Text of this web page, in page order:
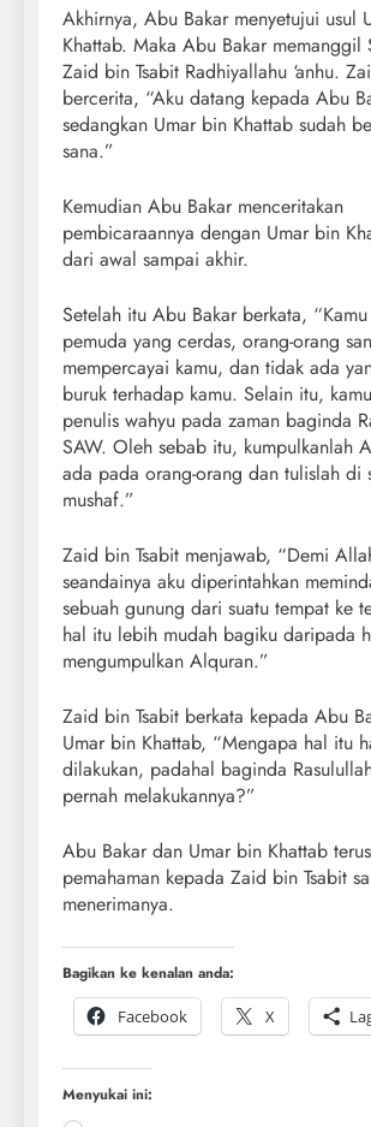
Akhirnya, Abu Bakar menyetujui usul
Khattab. Maka Abu Bakar memanggil
Zaid bin Tsabit Radhiyallahu ‘anhu.
bercerita, “Aku datang kepada Abu
sedangkan Umar bin Khattab sudah
sana.”
Kemudian Abu Bakar menceritakan
pembicaraannya dengan Umar bin
dari awal sampai akhir.
Setelah itu Abu Bakar berkata,
pemuda yang cerdas, orang-orang
mempercayai kamu, dan tidak ada
buruk terhadap kamu. Selain itu,
penulis wahyu pada zaman baginda
SAW. Oleh sebab itu, kumpulkanlah
ada pada orang-orang dan tulislah di
mushaf.”
Zaid bin Tsabit menjawab, “Demi
seandainya aku diperintahkan
sebuah gunung dari suatu tempat ke
hal itu lebih mudah bagiku daripada
mengumpulkan Alquran.”
Zaid bin Tsabit berkata kepada Abu
Umar bin Khattab, “Mengapa hal itu
dilakukan, padahal baginda
pernah melakukannya?”
Abu Bakar dan Umar bin Khattab
pemahaman kepada Zaid bin Tsabit
menerimanya.
Bagikan ke kenalan anda:
Facebook
X
Menyukai ini: